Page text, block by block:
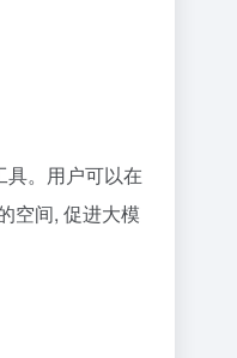
。用户可以在
空间, 促进大模